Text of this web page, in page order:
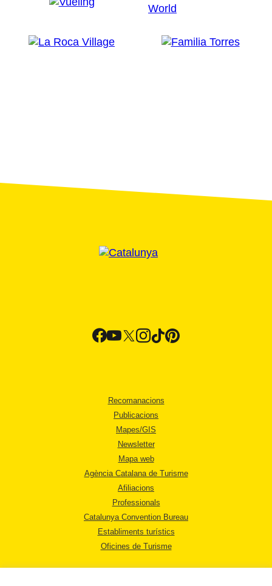
Recomanacions
Publicacions
Mapes/GIS
Newsletter
Mapa web
Agència Catalana de Turisme
Afiliacions
Professionals
Catalunya Convention Bureau
Establiments turístics
Oficines de Turisme